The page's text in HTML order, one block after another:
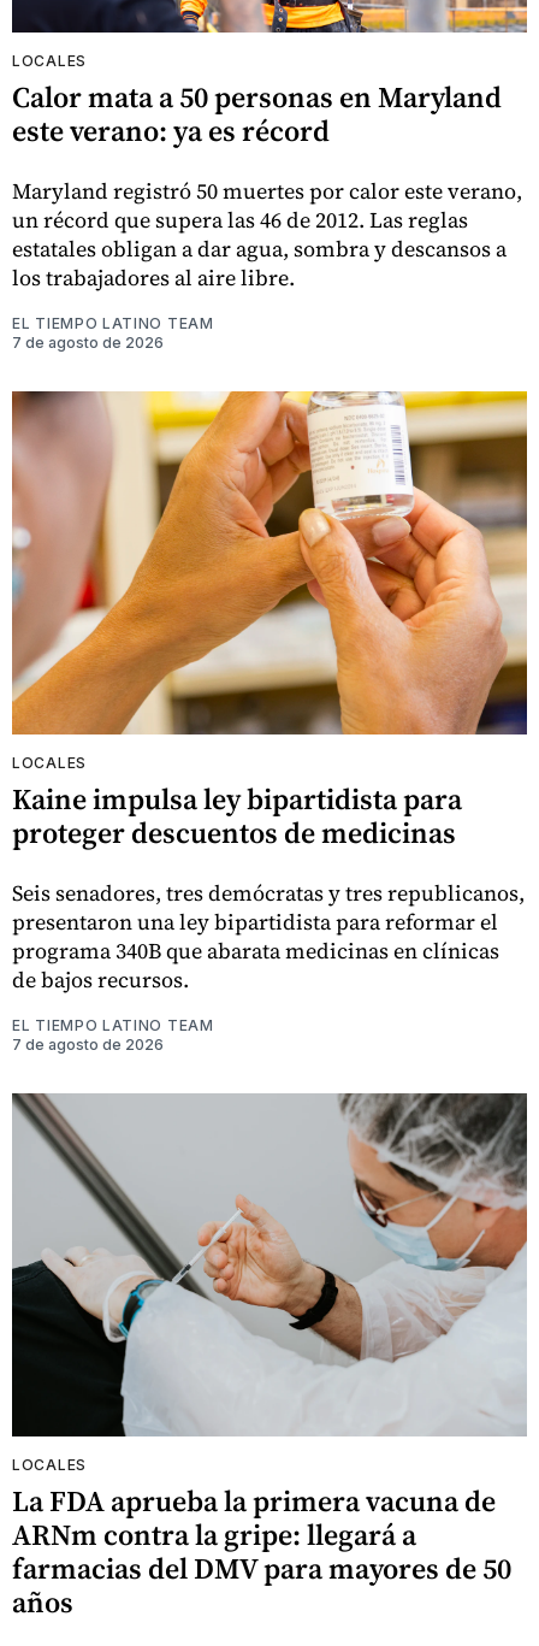
LOCALES
Calor mata a 50 personas en Maryland
este verano: ya es récord
Maryland registró 50 muertes por calor este verano,
un récord que supera las 46 de 2012. Las reglas
estatales obligan a dar agua, sombra y descansos a
los trabajadores al aire libre.
EL TIEMPO LATINO TEAM
7 de agosto de 2026
LOCALES
Kaine impulsa ley bipartidista para
proteger descuentos de medicinas
Seis senadores, tres demócratas y tres republicanos,
presentaron una ley bipartidista para reformar el
programa 340B que abarata medicinas en clínicas
de bajos recursos.
EL TIEMPO LATINO TEAM
7 de agosto de 2026
LOCALES
La FDA aprueba la primera vacuna de
ARNm contra la gripe: llegará a
farmacias del DMV para mayores de 50
años